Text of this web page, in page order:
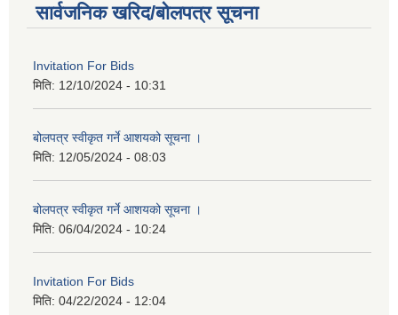
सार्वजनिक खरिद/बोलपत्र सूचना
Invitation For Bids
मिति: 12/10/2024 - 10:31
बोलपत्र स्वीकृत गर्ने आशयको सूचना ।
मिति: 12/05/2024 - 08:03
बोलपत्र स्वीकृत गर्ने आशयको सूचना ।
मिति: 06/04/2024 - 10:24
Invitation For Bids
मिति: 04/22/2024 - 12:04